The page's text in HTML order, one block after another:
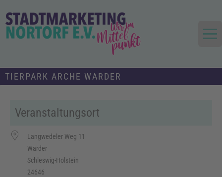
content
Stadtmarketing und Tourismus
Nortorf und Umland e.V.
TIERPARK ARCHE WARDER
Veranstaltungsort
Langwedeler Weg 11
Warder
Schleswig-Holstein
24646